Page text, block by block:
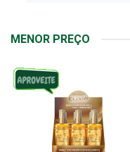
MENOR PREÇO